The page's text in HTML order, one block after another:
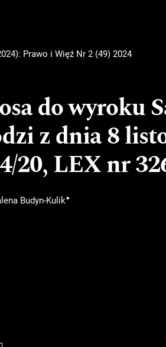
Prawo i Więź Nr 2 (49) 2024
do wyroku
z dnia 8
20, LEX nr
Budyn-Kulik▸